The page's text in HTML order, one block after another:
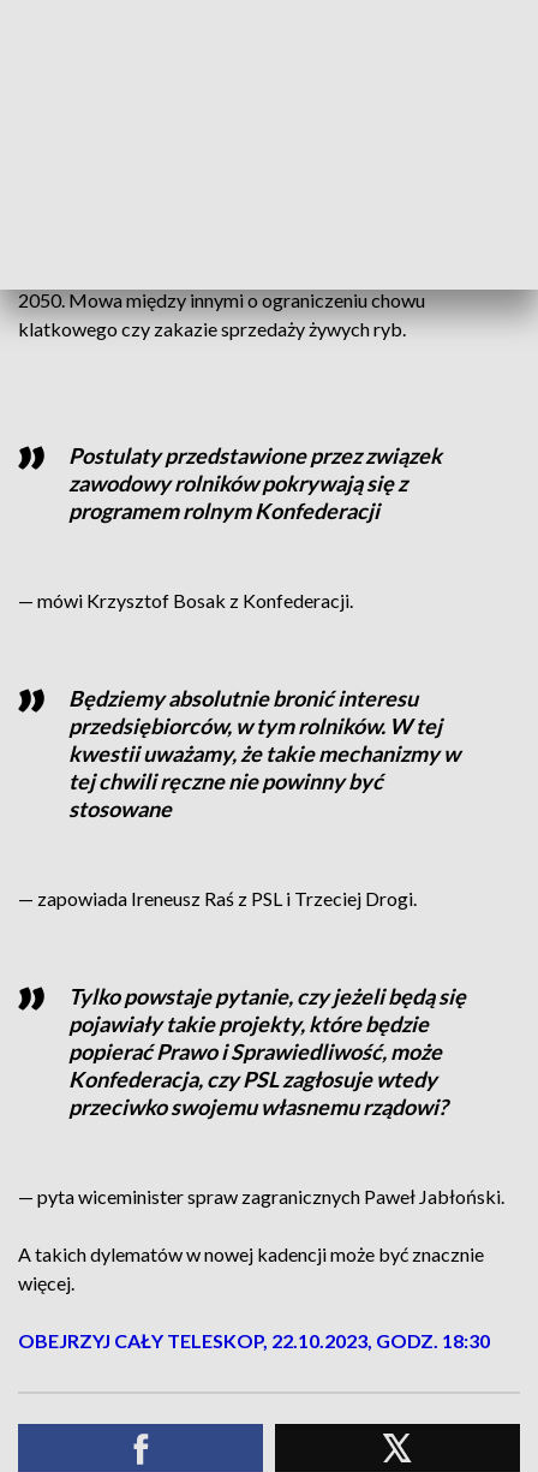
2050. Mowa między innymi o ograniczeniu chowu
klatkowego czy zakazie sprzedaży żywych ryb.
Postulaty przedstawione przez związek
zawodowy rolników pokrywają się z
programem rolnym Konfederacji
— mówi Krzysztof Bosak z Konfederacji.
Będziemy absolutnie bronić interesu
przedsiębiorców, w tym rolników. W tej
kwestii uważamy, że takie mechanizmy w
tej chwili ręczne nie powinny być
stosowane
— zapowiada Ireneusz Raś z PSL i Trzeciej Drogi.
Tylko powstaje pytanie, czy jeżeli będą się
pojawiały takie projekty, które będzie
popierać Prawo i Sprawiedliwość, może
Konfederacja, czy PSL zagłosuje wtedy
przeciwko swojemu własnemu rządowi?
— pyta wiceminister spraw zagranicznych Paweł Jabłoński.
Atakich dylematów w nowej kadencji może być znacznie
więcej.
OBEJRZYJ CAŁY TELESKOP, 22.10.2023, GODZ. 18:30